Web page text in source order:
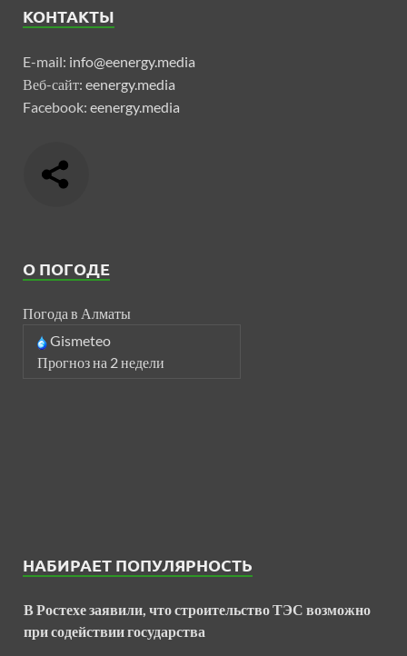
КОНТАКТЫ
E-mail: info@eenergy.media
Веб-сайт: eenergy.media
Facebook: eenergy.media
О ПОГОДЕ
Погода в Алматы
Gismeteo
Прогноз на 2 недели
НАБИРАЕТ ПОПУЛЯРНОСТЬ
В Ростехе заявили, что строительство ТЭС возможно
при содействии государства